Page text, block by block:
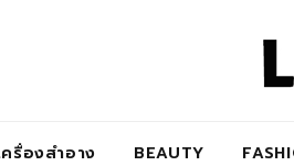
รื่องสำอาง BEAUTY